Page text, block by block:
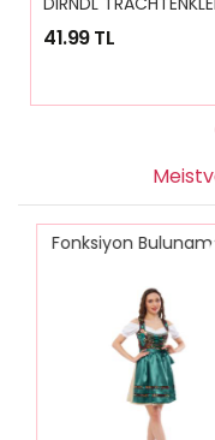
41.99 TL
Fonksiyon